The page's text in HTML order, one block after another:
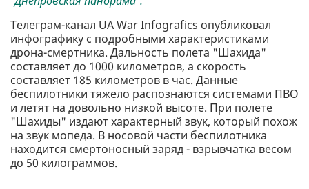
Телеграм-канал UA War Infografics опубликовал
инфографику с подробными характеристиками
дрона-смертника. Дальность полета "Шахида"
составляет до 1000 километров, а скорость
составляет 185 километров в час. Данные
беспилотники тяжело распознаются системами ПВО
и летят на довольно низкой высоте. При полете
"Шахиды" издают характерный звук, который похож
на звук мопеда. В носовой части беспилотника
находится смертоносный заряд - взрывчатка весом
до 50 килограммов.